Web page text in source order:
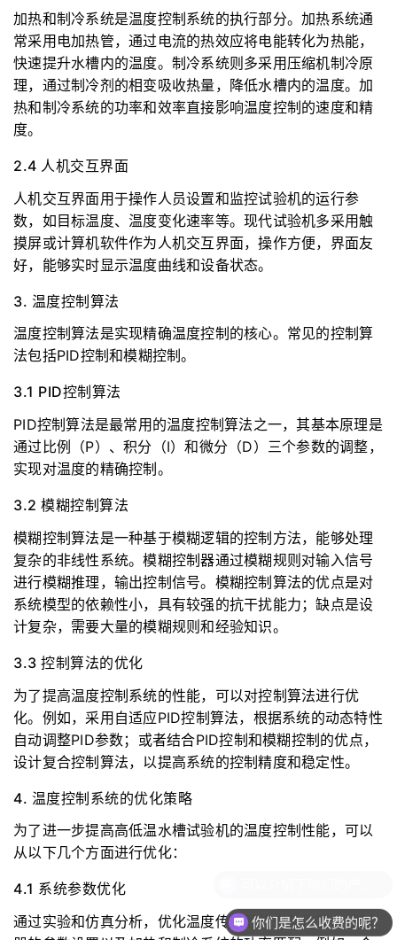
加热和制冷系统是温度控制系统的执行部分。加热系统通
常采用电加热管，通过电流的热效应将电能转化为热能，
快速提升水槽内的温度。制冷系统则多采用压缩机制冷原
理，通过制冷剂的相变吸收热量，降低水槽内的温度。加
热和制冷系统的功率和效率直接影响温度控制的速度和精
度。
2.4 人机交互界面
人机交互界面用于操作人员设置和监控试验机的运行参
数，如目标温度、温度变化速率等。现代试验机多采用触
摸屏或计算机软件作为人机交互界面，操作方便，界面友
好，能够实时显示温度曲线和设备状态。
3. 温度控制算法
温度控制算法是实现精确温度控制的核心。常见的控制算
法包括PID控制和模糊控制。
3.1 PID控制算法
PID控制算法是最常用的温度控制算法之一，其基本原理是
通过比例（P）、积分（I）和微分（D）三个参数的调整，
实现对温度的精确控制。
3.2 模糊控制算法
模糊控制算法是一种基于模糊逻辑的控制方法，能够处理
复杂的非线性系统。模糊控制器通过模糊规则对输入信号
进行模糊推理，输出控制信号。模糊控制算法的优点是对
系统模型的依赖性小，具有较强的抗干扰能力；缺点是设
计复杂，需要大量的模糊规则和经验知识。
3.3 控制算法的优化
为了提高温度控制系统的性能，可以对控制算法进行优
化。例如，采用自适应PID控制算法，根据系统的动态特性
自动调整PID参数；或者结合PID控制和模糊控制的优点，
设计复合控制算法，以提高系统的控制精度和稳定性。
4. 温度控制系统的优化策略
为了进一步提高高低温水槽试验机的温度控制性能，可以
从以下几个方面进行优化：
4.1 系统参数优化
通过实验和仿真分析，优化温度传感器的安装位置、控制
你们是怎么收费的呢？